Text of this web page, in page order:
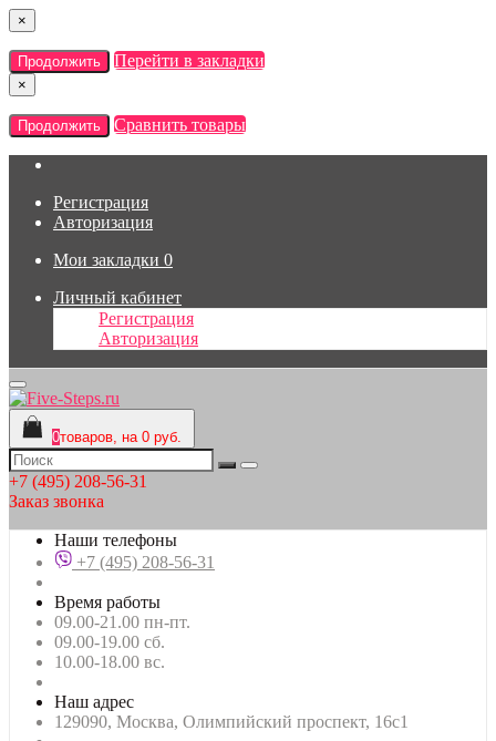
×
Продолжить Перейти в закладки
×
Продолжить Сравнить товары
Регистрация
Авторизация
Мои закладки 0
Личный кабинет
Регистрация
Авторизация
0товаров, на 0 руб.
+7 (495) 208-56-31
Заказ звонка
Наши телефоны
+7 (495) 208-56-31
Время работы
09.00-21.00 пн-пт.
09.00-19.00 сб.
10.00-18.00 вс.
Наш адрес
129090, Москва, Олимпийский проспект, 16с1